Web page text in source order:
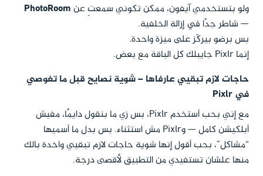
ولو بتستخدمي آيفون، ممكن تكوني سمعتِ عنPhotoRoom
— شاطر جدًا في إزالة الخلفية.
بس برضو بيركّز على ميزة واحدة.
إنما Pixlr جايبلك كل الباقة مع بعض.
حاجات لازم تبقيي عارفاها – شوية نصايح قبل ما تغوصي
في Pixlr
مع إني بحب أستخدم Pixlr، بس زي ما بنقول دايمًا، مفيش
أبلكيشن كامل — وPixlr مش استثناء. بس بدل ما أسميها
“مشاكل”، بحب أقول إنها شوية حاجات لازم تبقيي واخدة بالك
منها علشان تستفيدي من التطبيق لأقصى درجة.